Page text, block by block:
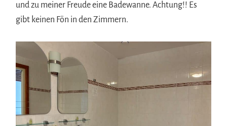
und zu meiner Freude eine Badewanne. Achtung!! Es
gibt keinen Fön in den Zimmern.